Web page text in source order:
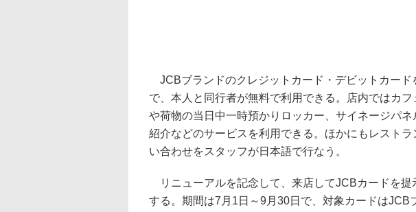
JCBブランドのクレジットカード・デビットカード
で、本人と同行者が無料で利用できる。店内ではカ
や荷物の当日中一時預かりロッカー、サイネージパ
紹介などのサービスを利用できる。ほかにもレスト
い合わせをスタッフが日本語で行なう。
リニューアルを記念して、来店してJCBカードを提
する。期間は7月1日～9月30日で、対象カードはJCB